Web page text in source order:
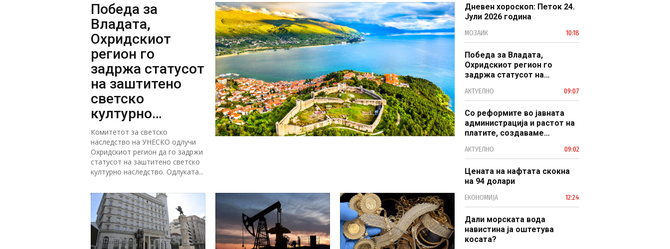
Победа за
Владата,
Охридскиот
регион го
задржа статусот
на заштитено
светско
културно
наследство
Комитетот за светско
наследство на УНЕСКО одлучи
Охридскиот регион да го задржи
статусот на заштитено светско
културно наследство. Одлуката...
Дневен хороскоп: Петок 24.
Јули 2026 година
МОЗАИК 10:18
Победа за Владата,
Охридскиот регион го
задржа статусот на
наследство
АКТУЕЛНО 09:07
Со реформите во јавната
администрација и растот на
платите, создаваме
модерен јавен сектор
АКТУЕЛНО 09:02
Цената на нафтата скокна
на 94 долари
ЕКОНОМИЈА 12:24
Дали морската вода
навистина ја оштетува
косата?